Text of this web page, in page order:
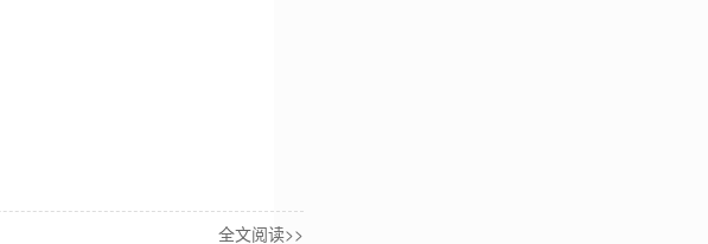
全文阅读>>